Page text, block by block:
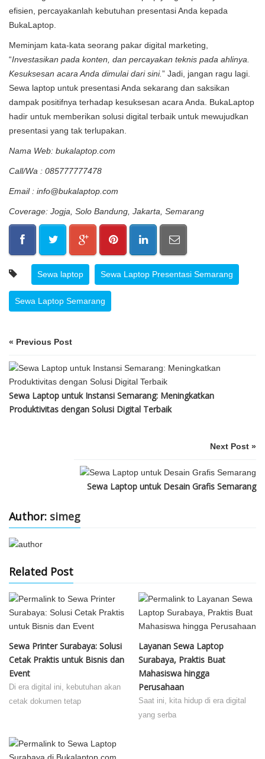
efisien, percayakanlah kebutuhan presentasi Anda kepada
BukaLaptop.
Meminjam kata-kata seorang pakar digital marketing,
“Investasikan pada konten, dan percayakan teknis pada ahlinya.
Kesuksesan acara Anda dimulai dari sini.” Jadi, jangan ragu lagi.
Sewa laptop untuk presentasi Anda sekarang dan saksikan
dampak positifnya terhadap kesuksesan acara Anda. BukaLaptop
hadir untuk memberikan solusi digital terbaik untuk mewujudkan
presentasi yang tak terlupakan.
Nama Web: bukalaptop.com
Call/Wa : 085777777478
Email : info@bukalaptop.com
Coverage: Jogja, Solo Bandung, Jakarta, Semarang
Sewa laptop Sewa Laptop Presentasi Semarang
Sewa Laptop Semarang
« Previous Post
Sewa Laptop untuk Instansi Semarang: Meningkatkan
Produktivitas dengan Solusi Digital Terbaik
Next Post »
Sewa Laptop untuk Desain Grafis Semarang
Author: simeg
Related Post
Sewa Printer Surabaya: Solusi
Cetak Praktis untuk Bisnis dan
Event
Di era digital ini, kebutuhan akan
cetak dokumen tetap
Layanan Sewa Laptop
Surabaya, Praktis Buat
Mahasiswa hingga
Perusahaan
Saat ini, kita hidup di era digital
yang serba